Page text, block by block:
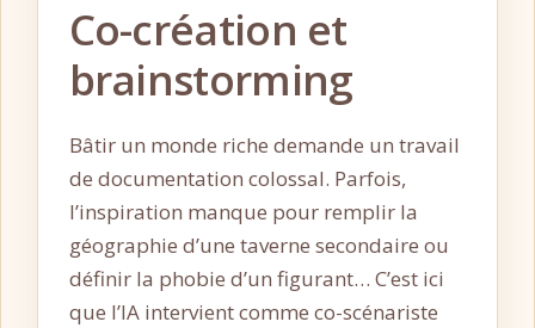
Co-création et
brainstorming
Bâtir un monde riche demande un travail
de documentation colossal. Parfois,
l’inspiration manque pour remplir la
géographie d’une taverne secondaire ou
définir la phobie d’un figurant… C’est ici
que l’IA intervient comme co-scénariste